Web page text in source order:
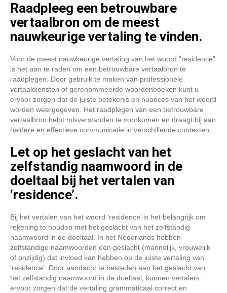
Raadpleeg een betrouwbare
vertaalbron om de meest
nauwkeurige vertaling te vinden.
Voor de meest nauwkeurige vertaling van het woord “residence”
is het aan te raden om een betrouwbare vertaalbron te
raadplegen. Door gebruik te maken van professionele
vertaaldiensten of gerenommeerde woordenboeken kunt u
ervoor zorgen dat de juiste betekenis en nuances van het woord
worden weergegeven. Het raadplegen van een betrouwbare
vertaalbron helpt misverstanden te voorkomen en draagt bij aan
heldere en effectieve communicatie in verschillende contexten.
Let op het geslacht van het
zelfstandig naamwoord in de
doeltaal bij het vertalen van
‘residence’.
Bij het vertalen van het woord ‘residence’ is het belangrijk om
rekening te houden met het geslacht van het zelfstandig
naamwoord in de doeltaal. In het Nederlands hebben
zelfstandige naamwoorden een geslacht (mannelijk, vrouwelijk
of onzijdig) dat invloed kan hebben op de juiste vertaling van
‘residence’. Door aandacht te besteden aan het geslacht van
het zelfstandig naamwoord in de doeltaal, kunnen vertalers
ervoor zorgen dat de vertaling grammaticaal correct en